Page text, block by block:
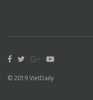
© 2019VietDaily